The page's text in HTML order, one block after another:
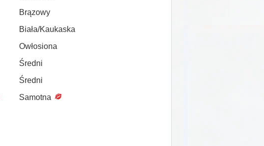
Brązowy
Biała/Kaukaska
Owłosiona
Średni
Średni
Samotna